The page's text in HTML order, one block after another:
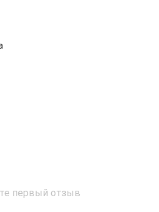
первый отзыв